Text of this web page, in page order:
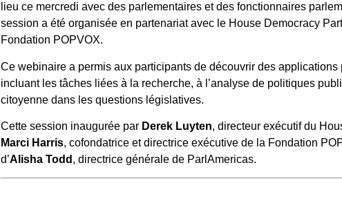
lieu ce mercredi avec des parlementaires et des fonctionnaires
session a été organisée en partenariat avec le House Democracy
Fondation POPVOX.
Ce webinaire a permis aux participants de découvrir des applications
incluant les tâches liées à la recherche, à l’analyse de politiques
citoyenne dans les questions législatives.
Cette session inaugurée par Derek Luyten, directeur exécutif du
Marci Harris, cofondatrice et directrice exécutive de la Fondation
d’Alisha Todd , directrice générale de ParlAmericas.